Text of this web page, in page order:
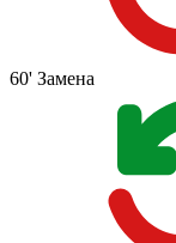
60' Замена